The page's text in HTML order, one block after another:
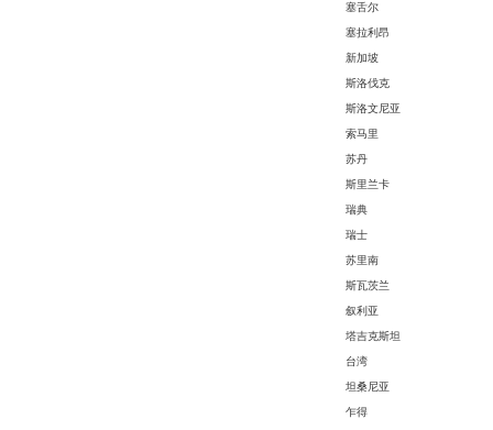
塞舌尔
塞拉利昂
新加坡
斯洛伐克
斯洛文尼亚
索马里
苏丹
斯里兰卡
瑞典
瑞士
苏里南
斯瓦茨兰
叙利亚
塔吉克斯坦
台湾
坦桑尼亚
乍得